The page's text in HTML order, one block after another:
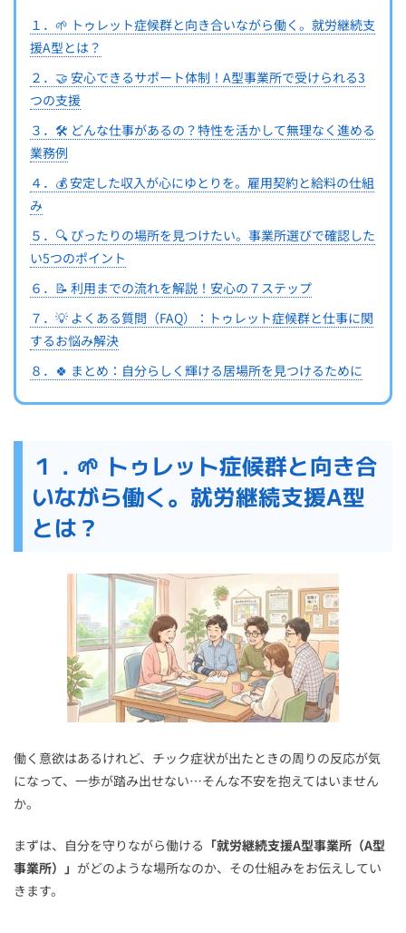
１．🌱 トゥレット症候群と向き合いながら働く。就労継続支
援A型とは？
２．🤝 安心できるサポート体制！A型事業所で受けられる3
つの支援
３．🛠 どんな仕事があるの？特性を活かして無理なく進める
業務例
４．💰 安定した収入が心にゆとりを。雇用契約と給料の仕組
み
５．🔍 ぴったりの場所を見つけたい。事業所選びで確認した
い5つのポイント
６．📝 利用までの流れを解説！安心の７ステップ
７．💡 よくある質問（FAQ）：トゥレット症候群と仕事に関
するお悩み解決
８．🍀 まとめ：自分らしく輝ける居場所を見つけるために
１．🌱 トゥレット症候群と向き合
いながら働く。就労継続支援A型
とは？
働く意欲はあるけれど、チック症状が出たときの周りの反応が気
になって、一歩が踏み出せない…そんな不安を抱えてはいません
か。
まずは、自分を守りながら働ける 「就労継続支援A型事業所（A型
事業所）」 がどのような場所なのか、その仕組みをお伝えしてい
きます。